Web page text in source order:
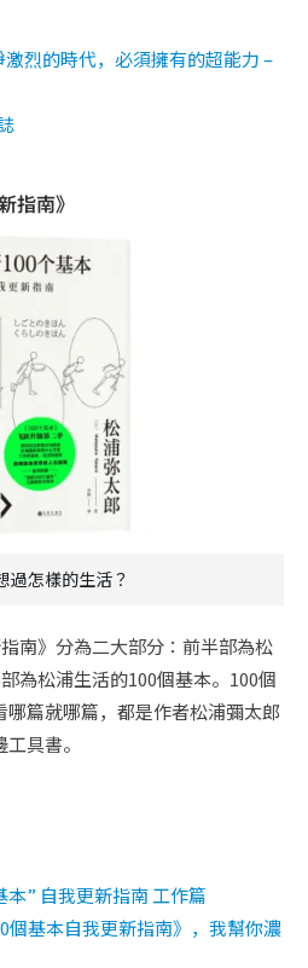
激烈的時代，必須擁有的超能力 –
指南》
過怎樣的生活？
南》分為二大部分：前半部為松
為松浦生活的100個基本。100個
篇就哪篇，都是作者松浦彌太郎
具書。
” 自我更新指南 工作篇
個基本自我更新指南》，我幫你濃